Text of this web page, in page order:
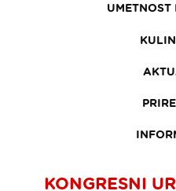
UMETNOST
KONGRESNI